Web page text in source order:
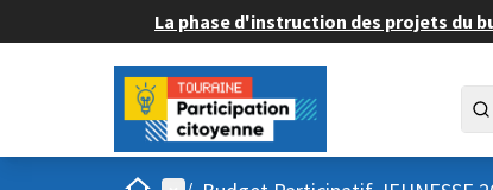
La phase d'instruction des projets du